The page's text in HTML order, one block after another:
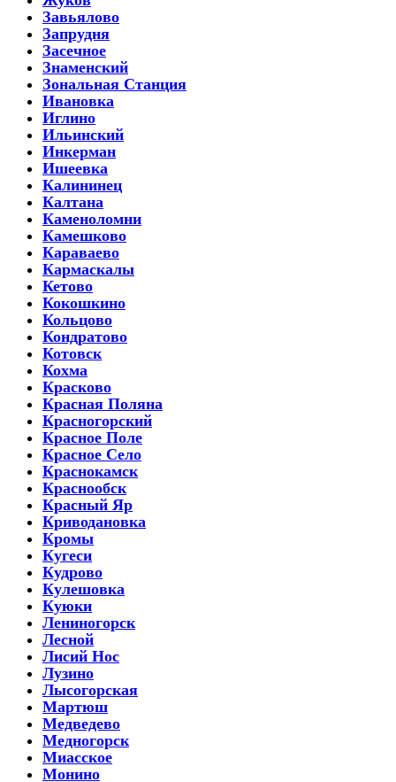
Завьялово
Запрудня
Засечное
Знаменский
Зональная Станция
Ивановка
Иглино
Ильинский
Инкерман
Ишеевка
Калининец
Калтана
Каменоломни
Камешково
Караваево
Кармаскалы
Кетово
Кокошкино
Кольцово
Кондратово
Котовск
Кохма
Красково
Красная Поляна
Красногорский
Красное Поле
Красное Село
Краснокамск
Краснообск
Красный Яр
Криводановка
Кромы
Кугеси
Кудрово
Кулешовка
Куюки
Лениногорск
Лесной
Лисий Нос
Лузино
Лысогорская
Мартюш
Медведево
Медногорск
Миасское
Монино